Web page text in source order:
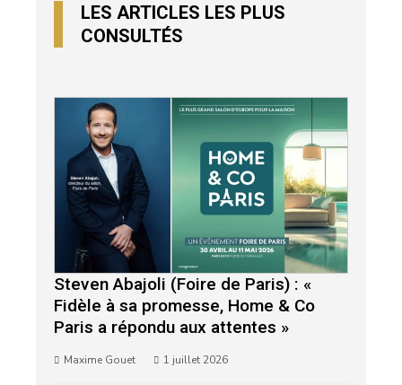
LES ARTICLES LES PLUS
CONSULTÉS
Steven Abajoli (Foire de Paris) : «
Fidèle à sa promesse, Home & Co
Paris a répondu aux attentes »
Maxime Gouet 1 juillet 2026